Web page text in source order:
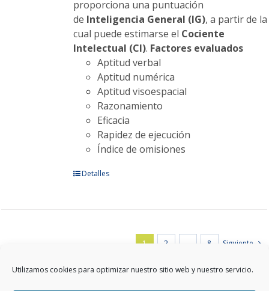
Utilizamos cookies para optimizar nuestro sitio web y nuestro servicio.
proporciona una puntuación
de Inteligencia General (IG), a partir de la
cual puede estimarse el Cociente
Intelectual (CI). Factores evaluados
Aptitud verbal
Aptitud numérica
Aptitud visoespacial
Razonamiento
Eficacia
Rapidez de ejecución
Índice de omisiones
Este
se
Detalles
1 2 8 Siguiente